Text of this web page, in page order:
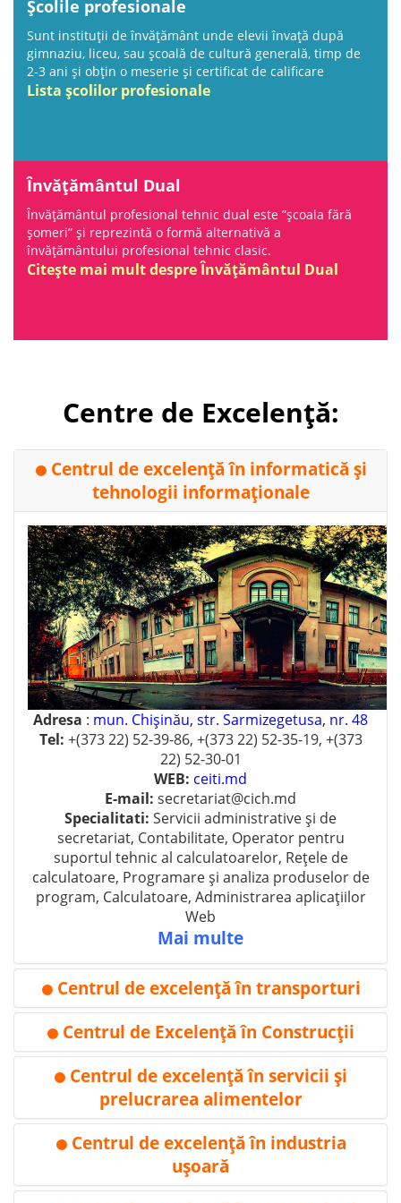
Școlile profesionale
Sunt instituții de învățământ unde elevii învață după
gimnaziu, liceu, sau școală de cultură generală, timp de
2-3 ani și obțin o meserie și certificat de calificare
Lista școlilor profesionale
Învățământul Dual
Învățământul profesional tehnic dual este ”școala fără
șomeri” și reprezintă o formă alternativă a
învățământului profesional tehnic clasic.
Citește mai mult despre Învățământul Dual
Centre de Excelență:
⚫ Centrul de excelenţă în informatică şi
tehnologii informaţionale
Adresa : mun. Chişinău, str. Sarmizegetusa, nr. 48
Tel: +(373 22) 52-39-86, +(373 22) 52-35-19, +(373
22) 52-30-01
WEB: ceiti.md
E-mail: secretariat@cich.md
Specialitati: Servicii administrative și de
secretariat, Contabilitate, Operator pentru
suportul tehnic al calculatoarelor, Rețele de
calculatoare, Programare și analiza produselor de
program, Calculatoare, Administrarea aplicațiilor
Web
Mai multe
⚫ Centrul de excelenţă în transporturi
⚫ Centrul de Excelenţă în Construcţii
⚫ Centrul de excelenţă în servicii şi
prelucrarea alimentelor
Adresa: mun. Bălţi, str. Decebal, 111
+(373 231) 71-557, +(373 231) 72-572
WEB:-
⚫ Centrul de excelenţă în industria
uşoară